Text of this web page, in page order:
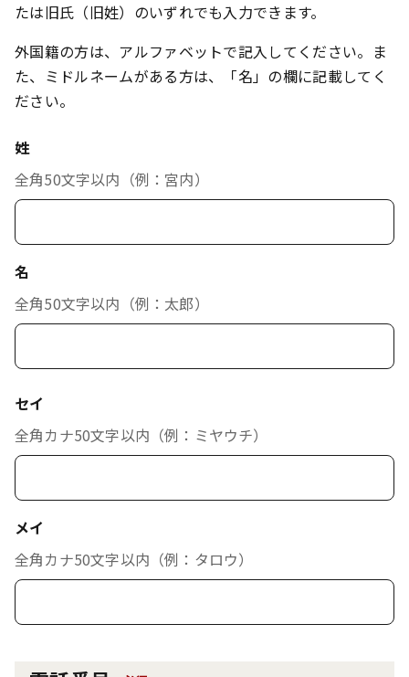
たは旧氏（旧姓）のいずれでも入力できます。
外国籍の方は、アルファベットで記入してください。ま
た、ミドルネームがある方は、「名」の欄に記載してく
ださい。
姓
全角50文字以内（例：宮内）
名
全角50文字以内（例：太郎）
セイ
全角カナ50文字以内（例：ミヤウチ）
メイ
全角カナ50文字以内（例：タロウ）